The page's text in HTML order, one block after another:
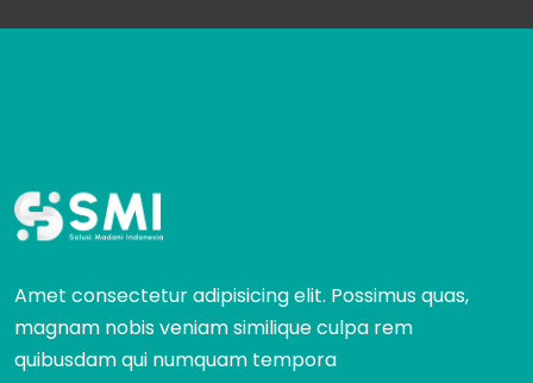
Amet consectetur adipisicing elit. Possimus quas,
magnam nobis veniam similique culpa rem
quibusdam qui numquam tempora